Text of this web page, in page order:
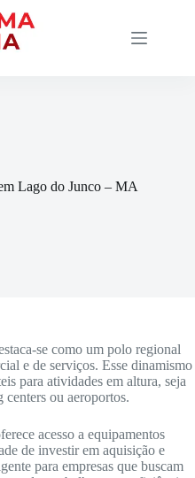
Lago do Junco – MA
se como um polo regional
e de serviços. Esse dinamismo
para atividades em altura, seja
centers ou aeroportos.
acesso a equipamentos
de investir em aquisição e
para empresas que buscam